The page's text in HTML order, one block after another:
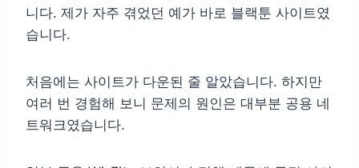
니다. 제가 자주 겪었던 예가 바로 블랙툰 사이트였
습니다.
처음에는 사이트가 다운된 줄 알았습니다. 하지만
여러 번 경험해 보니 문제의 원인은 대부분 공용 네
트워크였습니다.